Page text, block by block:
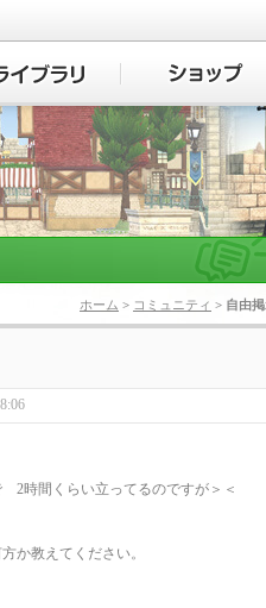
ビノギ
ホーム > コミュニティ > 自由
2時間くらい立ってるのですが＞＜
か教えてください。